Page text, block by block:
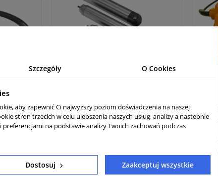
TDXE Buława wibracyjna Enar AX
Cena
Szczegóły O Cookies
aby zapewnić Ci najwyższy poziom doświadczenia na naszej
stron trzecich w celu ulepszenia naszych usług, analizy a nastepnie
na podstawie analizy Twoich zachowań podczas
Dostosuj Zaakceptuj wszystkie